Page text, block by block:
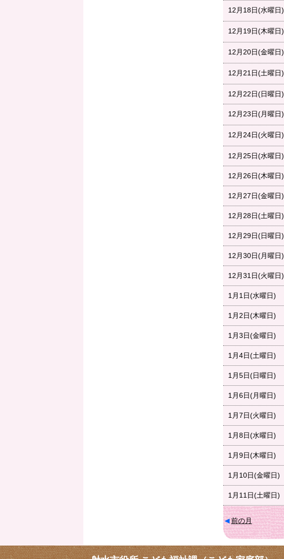
12月18日(水曜日)
12月19日(木曜日)
12月20日(金曜日)
12月21日(土曜日)
12月22日(日曜日)
12月23日(月曜日)
12月24日(火曜日)
12月25日(水曜日)
12月26日(木曜日)
12月27日(金曜日)
12月28日(土曜日)
12月29日(日曜日)
12月30日(月曜日)
12月31日(火曜日)
1月1日(水曜日)
1月2日(木曜日)
1月3日(金曜日)
1月4日(土曜日)
1月5日(日曜日)
1月6日(月曜日)
1月7日(火曜日)
1月8日(水曜日)
1月9日(木曜日)
1月10日(金曜日)
1月11日(土曜日)
前の月